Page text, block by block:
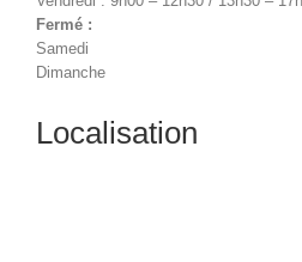
Fermé :
Samedi
Dimanche
Localisation